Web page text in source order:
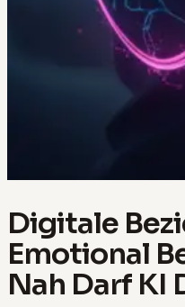
Digitale
Emotional
Nah Darf KI